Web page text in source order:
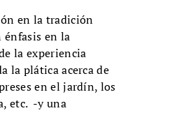
en la tradición
énfasis en la
la experiencia
la plática acerca de
en el jardín, los
etc. -y una